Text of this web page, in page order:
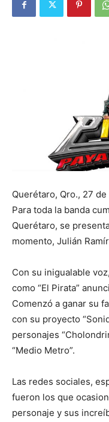
Querétaro, Qro., 27
Para toda la banda
Querétaro, se
momento, Julián
Con su inigualable
como “El Pirata”
Comenzó a ganar su
con su proyecto
personajes
“Medio Metro”.
Las redes sociales,
fueron los que
personaje y sus